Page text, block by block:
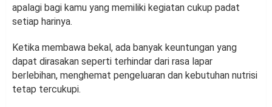
apalagi bagi kamu yang memiliki kegiatan cukup padat
setiap harinya.
Ketika membawa bekal, ada banyak keuntungan yang
dapat dirasakan seperti terhindar dari rasa lapar
berlebihan, menghemat pengeluaran dan kebutuhan nutrisi
tetap tercukupi.